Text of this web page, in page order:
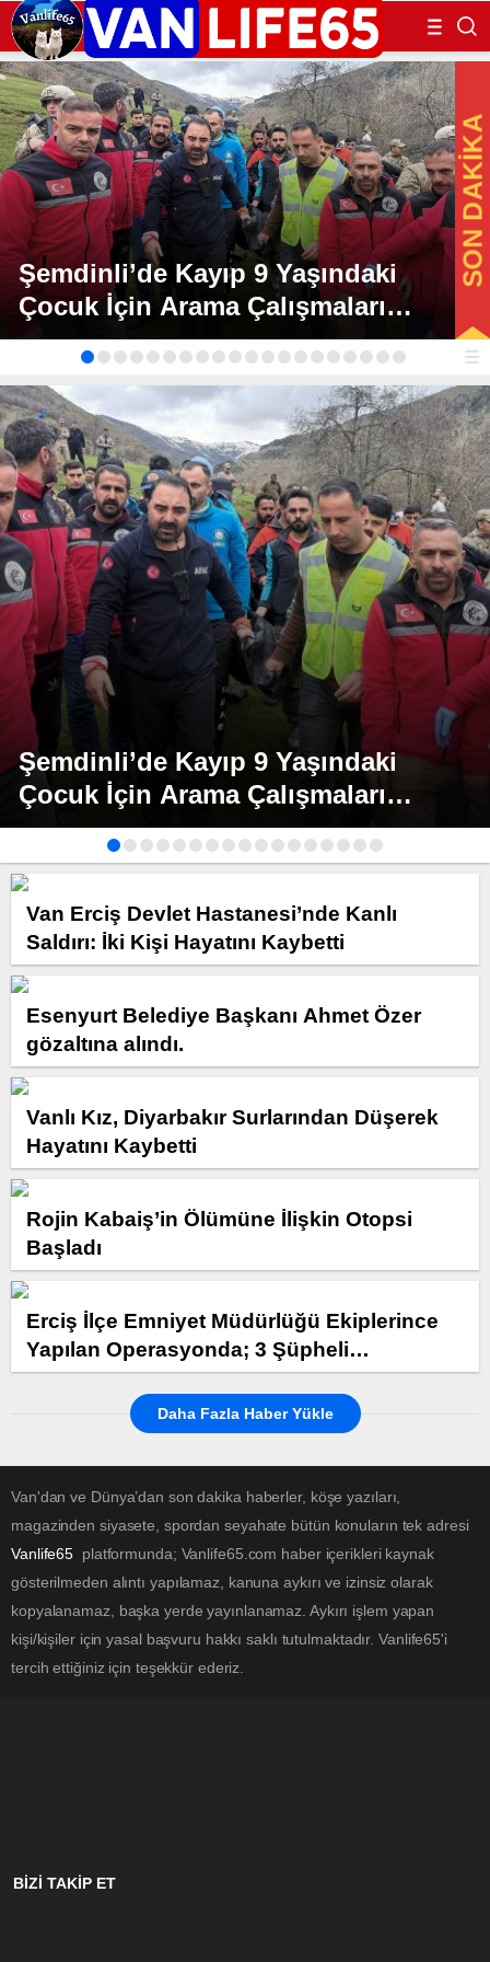
Şemdinli’de Kayıp 9 Yaşındaki
Çocuk İçin Arama Çalışmaları
Sonuçlandı
SON DAKİKA
Şemdinli’de Kayıp 9 Yaşındaki
Çocuk İçin Arama Çalışmaları
Sonuçlandı
Van Erciş Devlet Hastanesi’nde Kanlı
Saldırı: İki Kişi Hayatını Kaybetti
Esenyurt Belediye Başkanı Ahmet Özer
gözaltına alındı.
Vanlı Kız, Diyarbakır Surlarından Düşerek
Hayatını Kaybetti
Rojin Kabaiş’in Ölümüne İlişkin Otopsi
Başladı
Erciş İlçe Emniyet Müdürlüğü Ekiplerince
Yapılan Operasyonda; 3 Şüpheli
Yakalanarak Gözaltına Alındı
Daha Fazla Haber Yükle
Van'dan ve Dünya’dan son dakika haberler, köşe yazıları,
magazinden siyasete, spordan seyahate bütün konuların tek adresi
Vanlife65 platformunda; Vanlife65.com haber içerikleri kaynak
gösterilmeden alıntı yapılamaz, kanuna aykırı ve izinsiz olarak
kopyalanamaz, başka yerde yayınlanamaz. Aykırı işlem yapan
kişi/kişiler için yasal başvuru hakkı saklı tutulmaktadır. Vanlife65'i
tercih ettiğiniz için teşekkür ederiz.
BİZİ TAKİP ET